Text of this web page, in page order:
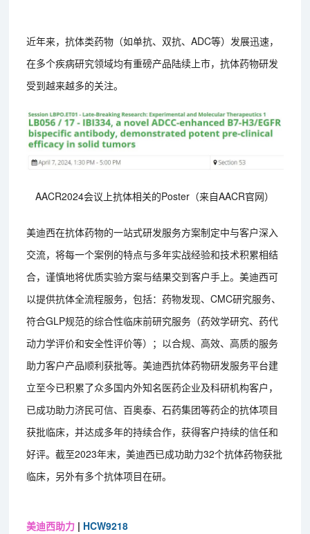
近年来，抗体类药物（如单抗、双抗、ADC等）发展迅速，
在多个疾病研究领域均有重磅产品陆续上市，抗体药物研发
受到越来越多的关注。
AACR2024会议上抗体相关的Poster（来自AACR官网）
美迪西在抗体药物的一站式研发服务方案制定中与客户深入
交流，将每一个案例的特点与多年实战经验和技术积累相结
合，谨慎地将优质实验方案与结果交到客户手上。美迪西可
以提供抗体全流程服务，包括：药物发现、CMC研究服务、
符合GLP规范的综合性临床前研究服务（药效学研究、药代
动力学评价和安全性评价等）；以合规、高效、高质的服务
助力客户产品顺利获批等。美迪西抗体药物研发服务平台建
立至今已积累了众多国内外知名医药企业及科研机构客户，
已成功助力济民可信、百奥泰、石药集团等药企的抗体项目
获批临床，并达成多年的持续合作，获得客户持续的信任和
好评。截至2023年末，美迪西已成功助力32个抗体药物获批
临床，另外有多个抗体项目在研。
美迪西助力 | HCW9218